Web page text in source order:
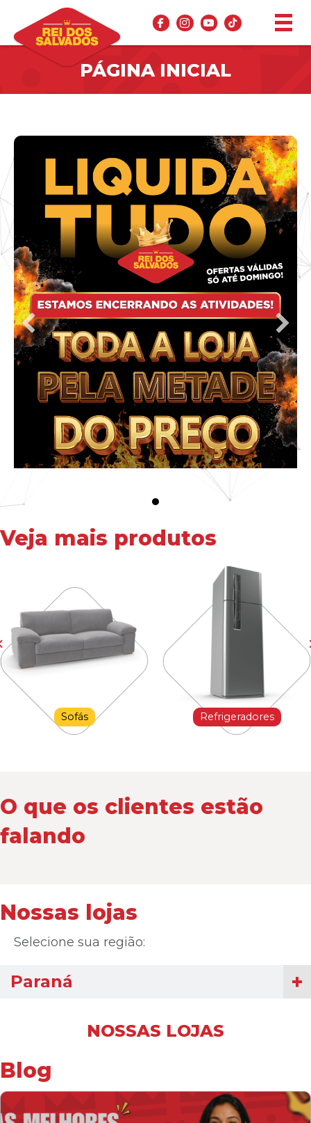
PÁGINA INICIAL
Veja mais produtos
Sofás Refrigeradores
O que os clientes estão
falando
Nossas lojas
Selecione sua região:
Paraná
NOSSAS LOJAS
Blog